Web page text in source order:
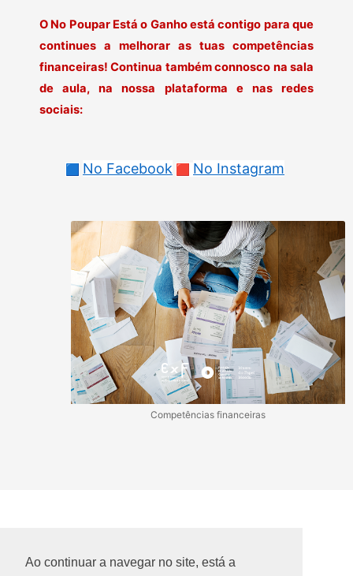
Ao continuar a navegar no site, está a
O No Poupar Está o Ganho está contigo para que
continues a melhorar as tuas competências
financeiras! Continua também connosco na sala
de aula, na nossa plataforma e nas redes
sociais:
🟦 No Facebook 🟥 No Instagram
Competências financeiras